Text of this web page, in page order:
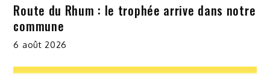
Route du Rhum : le trophée arrive dans notre
commune
6 août 2026